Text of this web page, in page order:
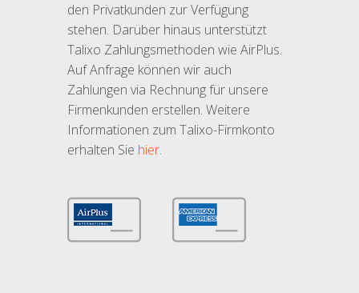
den Privatkunden zur Verfügung
stehen. Darüber hinaus unterstützt
Talixo Zahlungsmethoden wie AirPlus.
Auf Anfrage können wir auch
Zahlungen via Rechnung für unsere
Firmenkunden erstellen. Weitere
Informationen zum Talixo-Firmkonto
erhalten Sie hier.